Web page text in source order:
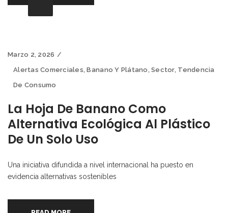
Marzo 2, 2026
Alertas Comerciales,Banano Y Plátano ,Sector, Tendencia
De Consumo
La Hoja De Banano Como
Alternativa Ecológica Al Plástico
De Un Solo Uso
Una iniciativa difundida a nivel internacional ha puesto en
evidencia alternativas sostenibles